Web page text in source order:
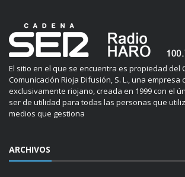
El sitio en el que se encuentra es propiedad del
Comunicación Rioja Difusión, S. L., una empresa
exclusivamente riojano, creada en 1999 con el
ser de utilidad para todas las personas que
medios que gestiona
ARCHIVOS